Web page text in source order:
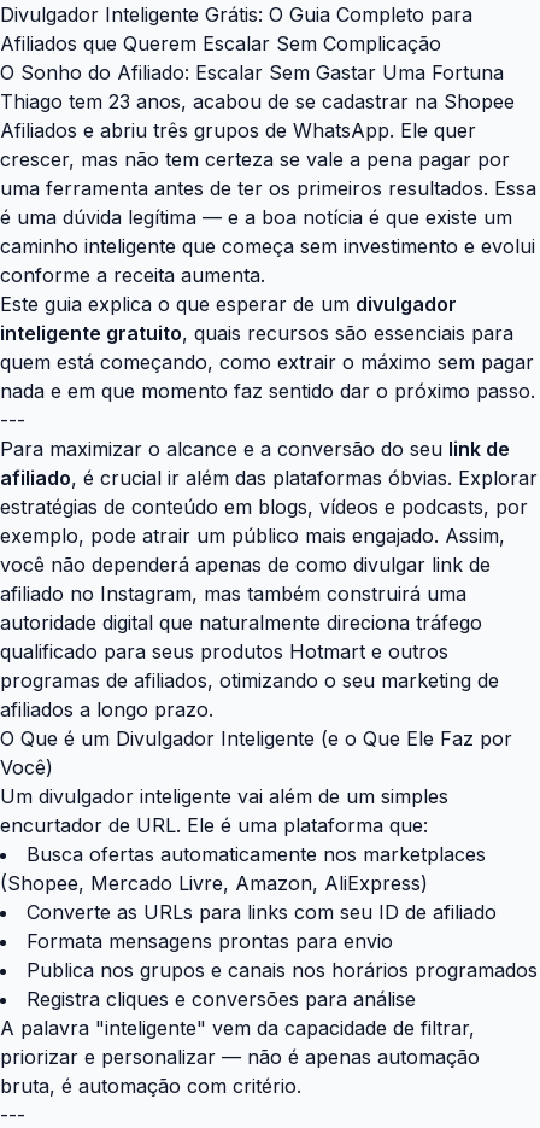
Divulgador Inteligente Grátis: O Guia Completo para
Afiliados que Querem Escalar Sem Complicação
O Sonho do Afiliado: Escalar Sem Gastar Uma Fortuna
Thiago tem 23 anos, acabou de se cadastrar na Shopee
Afiliados e abriu três grupos de WhatsApp. Ele quer
crescer, mas não tem certeza se vale a pena pagar por
uma ferramenta antes de ter os primeiros resultados. Essa
é uma dúvida legítima — e a boa notícia é que existe um
caminho inteligente que começa sem investimento e evolui
conforme a receita aumenta.
Este guia explica o que esperar de um divulgador
inteligente gratuito, quais recursos são essenciais para
quem está começando, como extrair o máximo sem pagar
nada e em que momento faz sentido dar o próximo passo.
---
Para maximizar o alcance e a conversão do seu link de
afiliado, é crucial ir além das plataformas óbvias. Explorar
estratégias de conteúdo em blogs, vídeos e podcasts, por
exemplo, pode atrair um público mais engajado. Assim,
você não dependerá apenas de como divulgar link de
afiliado no Instagram, mas também construirá uma
autoridade digital que naturalmente direciona tráfego
qualificado para seus produtos Hotmart e outros
programas de afiliados, otimizando o seu marketing de
afiliados a longo prazo.
O Que é um Divulgador Inteligente (e o Que Ele Faz por
Você)
Um divulgador inteligente vai além de um simples
encurtador de URL. Ele é uma plataforma que:
Busca ofertas automaticamente nos marketplaces
(Shopee, Mercado Livre, Amazon, AliExpress)
Converte as URLs para links com seu ID de afiliado
Formata mensagens prontas para envio
Publica nos grupos e canais nos horários programados
Registra cliques e conversões para análise
A palavra "inteligente" vem da capacidade de filtrar,
priorizar e personalizar — não é apenas automação
bruta, é automação com critério.
---